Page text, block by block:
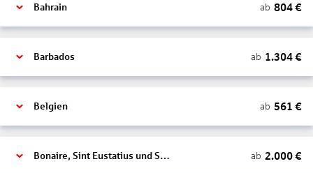
Bahrain ab 804€
Barbados ab 1.304€
Belgien ab 561 €
Bonaire, Sint Eustatius und Saba ab 2.000€